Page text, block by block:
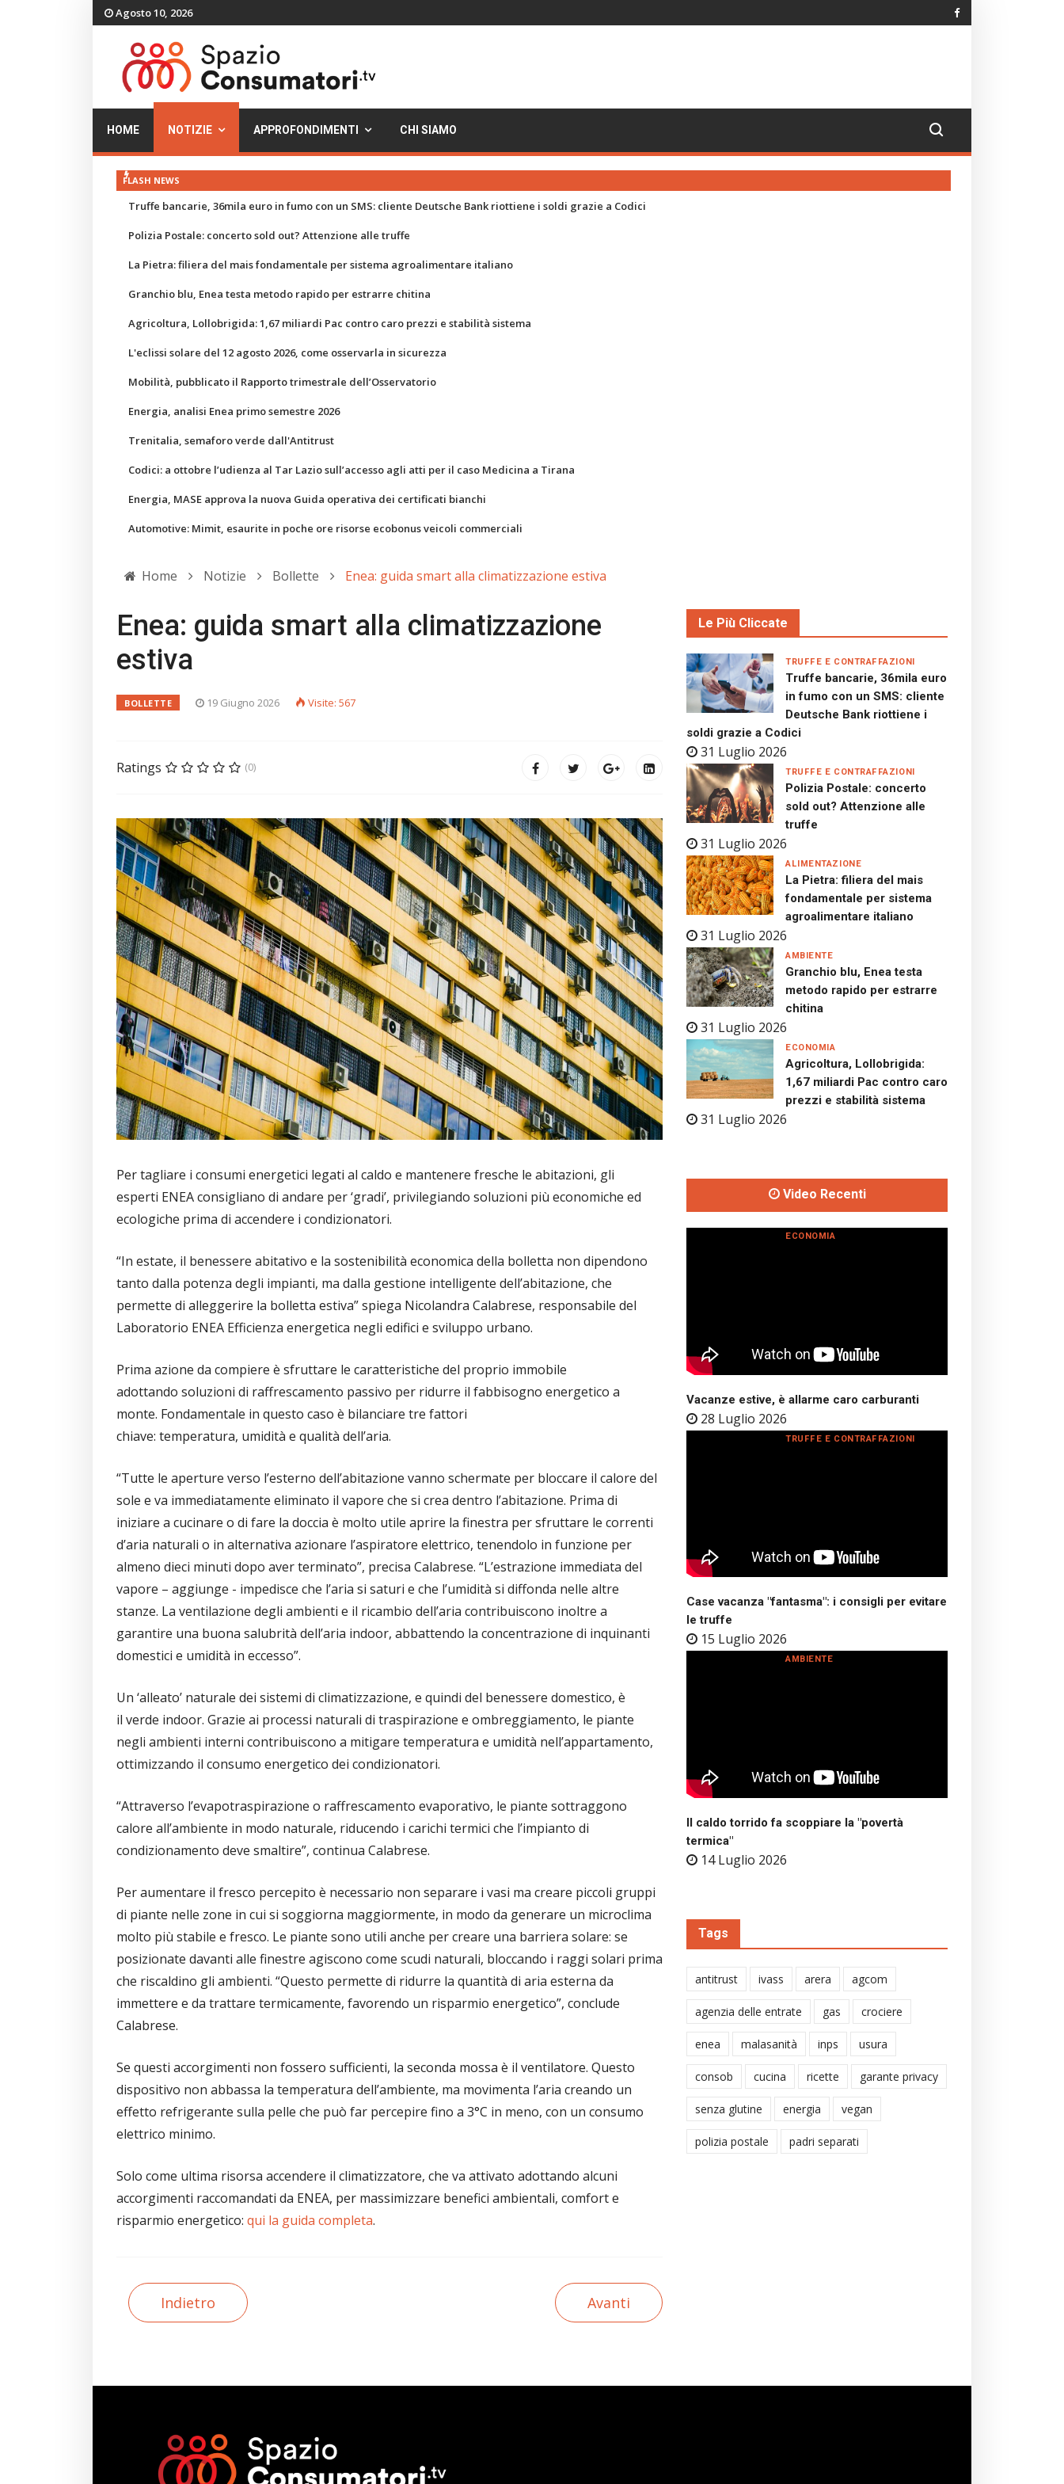
Agosto 10, 2026
HOME NOTIZIE APPROFONDIMENTI CHI SIAMO
FLASH NEWS
Truffe bancarie, 36mila euro in fumo con un SMS: cliente Deutsche Bank riottiene i soldi grazie a Codici
Polizia Postale: concerto sold out? Attenzione alle truffe
La Pietra: filiera del mais fondamentale per sistema agroalimentare italiano
Granchio blu, Enea testa metodo rapido per estrarre chitina
Agricoltura, Lollobrigida: 1,67 miliardi Pac contro caro prezzi e stabilità sistema
L'eclissi solare del 12 agosto 2026, come osservarla in sicurezza
Mobilità, pubblicato il Rapporto trimestrale dell’Osservatorio
Energia, analisi Enea primo semestre 2026
Trenitalia, semaforo verde dall'Antitrust
Codici: a ottobre l’udienza al Tar Lazio sull’accesso agli atti per il caso Medicina a Tirana
Energia, MASE approva la nuova Guida operativa dei certificati bianchi
Automotive: Mimit, esaurite in poche ore risorse ecobonus veicoli commerciali
Home Notizie Bollette Enea: guida smart alla climatizzazione estiva
Enea: guida smart alla climatizzazione
estiva
BOLLETTE 19 Giugno 2026 Visite: 567
Ratings (0)
Per tagliare i consumi energetici legati al caldo e mantenere fresche le abitazioni, gli
esperti ENEA consigliano di andare per ‘gradi’, privilegiando soluzioni più economiche ed
ecologiche prima di accendere i condizionatori.
“In estate, il benessere abitativo e la sostenibilità economica della bolletta non dipendono
tanto dalla potenza degli impianti, ma dalla gestione intelligente dell’abitazione, che
permette di alleggerire la bolletta estiva” spiega Nicolandra Calabrese, responsabile del
Laboratorio ENEA Efficienza energetica negli edifici e sviluppo urbano.
Prima azione da compiere è sfruttare le caratteristiche del proprio immobile
adottando soluzioni di raffrescamento passivo per ridurre il fabbisogno energetico a
monte. Fondamentale in questo caso è bilanciare tre fattori
chiave: temperatura, umidità e qualità dell’aria.
“Tutte le aperture verso l’esterno dell’abitazione vanno schermate per bloccare il calore del
sole e va immediatamente eliminato il vapore che si crea dentro l’abitazione. Prima di
iniziare a cucinare o di fare la doccia è molto utile aprire la finestra per sfruttare le correnti
d’aria naturali o in alternativa azionare l’aspiratore elettrico, tenendolo in funzione per
almeno dieci minuti dopo aver terminato”, precisa Calabrese. “L’estrazione immediata del
vapore – aggiunge - impedisce che l’aria si saturi e che l’umidità si diffonda nelle altre
stanze. La ventilazione degli ambienti e il ricambio dell’aria contribuiscono inoltre a
garantire una buona salubrità dell’aria indoor, abbattendo la concentrazione di inquinanti
domestici e umidità in eccesso”.
Un ‘alleato’ naturale dei sistemi di climatizzazione, e quindi del benessere domestico, è
il verde indoor. Grazie ai processi naturali di traspirazione e ombreggiamento, le piante
negli ambienti interni contribuiscono a mitigare temperatura e umidità nell’appartamento,
ottimizzando il consumo energetico dei condizionatori.
“Attraverso l’evapotraspirazione o raffrescamento evaporativo, le piante sottraggono
calore all’ambiente in modo naturale, riducendo i carichi termici che l’impianto di
condizionamento deve smaltire”, continua Calabrese.
Per aumentare il fresco percepito è necessario non separare i vasi ma creare piccoli gruppi
di piante nelle zone in cui si soggiorna maggiormente, in modo da generare un microclima
molto più stabile e fresco. Le piante sono utili anche per creare una barriera solare: se
posizionate davanti alle finestre agiscono come scudi naturali, bloccando i raggi solari prima
che riscaldino gli ambienti. “Questo permette di ridurre la quantità di aria esterna da
immettere e da trattare termicamente, favorendo un risparmio energetico”, conclude
Calabrese.
Se questi accorgimenti non fossero sufficienti, la seconda mossa è il ventilatore. Questo
dispositivo non abbassa la temperatura dell’ambiente, ma movimenta l’aria creando un
effetto refrigerante sulla pelle che può far percepire fino a 3°C in meno, con un consumo
elettrico minimo.
Solo come ultima risorsa accendere il climatizzatore, che va attivato adottando alcuni
accorgimenti raccomandati da ENEA, per massimizzare benefici ambientali, comfort e
risparmio energetico: qui la guida completa.
Indietro Avanti
Le Più Cliccate
Truffe bancarie, 36mila euro
in fumo con un SMS: cliente
Deutsche Bank riottiene i
soldi grazie a Codici
31 Luglio 2026
TRUFFE E CONTRAFFAZIONI
Polizia Postale: concerto
sold out? Attenzione alle
truffe
31 Luglio 2026
TRUFFE E CONTRAFFAZIONI
La Pietra: filiera del mais
fondamentale per sistema
agroalimentare italiano
31 Luglio 2026
ALIMENTAZIONE
Granchio blu, Enea testa
metodo rapido per estrarre
chitina
31 Luglio 2026
AMBIENTE
Agricoltura, Lollobrigida:
1,67 miliardi Pac contro caro
prezzi e stabilità sistema
31 Luglio 2026
ECONOMIA
Video Recenti
Vacanze estive, è allarme caro carburanti
28 Luglio 2026
ECONOMIA
Case vacanza "fantasma": i consigli per evitare
le truffe
15 Luglio 2026
TRUFFE E CONTRAFFAZIONI
Il caldo torrido fa scoppiare la "povertà
termica"
14 Luglio 2026
AMBIENTE
Tags
antitrust ivass arera agcom
agenzia delle entrate gas crociere
enea malasanità inps usura
consob cucina ricette garante privacy
senza glutine energia vegan
polizia postale padri separati